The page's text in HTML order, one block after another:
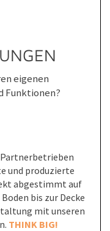
eigenen
Funktionen?
und produzierte
abgestimmt auf
bis zur Decke
mit unseren
THINK BIG!